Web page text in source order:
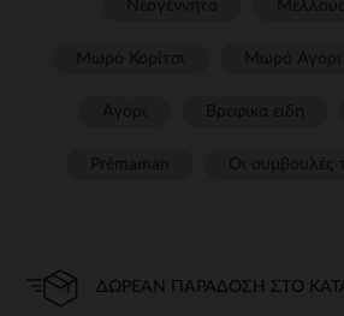
ΔΩΡΕΆΝ ΠΑΡΆΔΟΣΗ ΣΤΟ